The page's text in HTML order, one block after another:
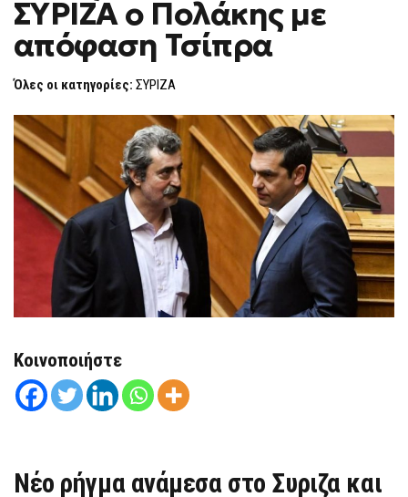
Ο
ΠΟΛΆΚΗΣ
ΜΕ
ΑΠΌΦΑΣΗ
ΣΥΡΙΖΑ ο Πολάκης με
απόφαση Τσίπρα
Όλες οι κατηγορίες: ΣΥΡΙΖΑ
Κοινοποιήστε
Νέο ρήγμα ανάμεσα στο Συριζα και